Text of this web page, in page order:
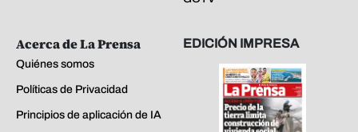
Acerca de La Prensa
Quiénes somos
Políticas de Privacidad
Principios de aplicación de IA
EDICIÓN IMPRESA